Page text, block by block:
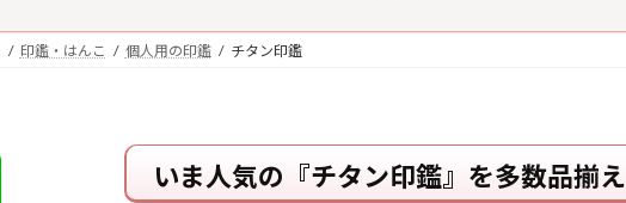
印鑑・はんこ 個人用の印鑑 チタン印鑑
いま人気の『チタン印鑑』を多数品揃え